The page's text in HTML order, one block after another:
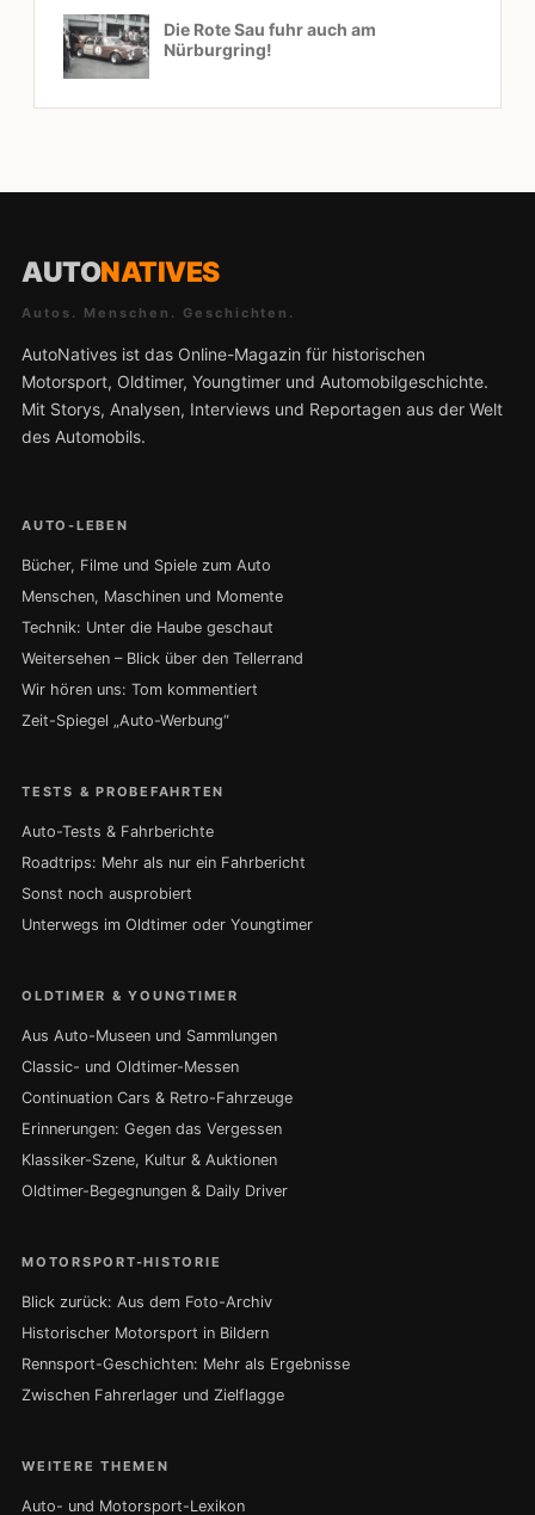
Die Rote Sau fuhr auch am
Nürburgring!
AUTONATIVES
Autos. Menschen. Geschichten.
AutoNatives ist das Online-Magazin für historischen
Motorsport, Oldtimer, Youngtimer und Automobilgeschichte.
Mit Storys, Analysen, Interviews und Reportagen aus der Welt
des Automobils.
AUTO-LEBEN
Bücher, Filme und Spiele zum Auto
Menschen, Maschinen und Momente
Technik: Unter die Haube geschaut
Weitersehen – Blick über den Tellerrand
Wir hören uns: Tom kommentiert
Zeit-Spiegel „Auto-Werbung“
TESTS & PROBEFAHRTEN
Auto-Tests & Fahrberichte
Roadtrips: Mehr als nur ein Fahrbericht
Sonst noch ausprobiert
Unterwegs im Oldtimer oder Youngtimer
OLDTIMER & YOUNGTIMER
Aus Auto-Museen und Sammlungen
Classic- und Oldtimer-Messen
Continuation Cars & Retro-Fahrzeuge
Erinnerungen: Gegen das Vergessen
Klassiker-Szene, Kultur & Auktionen
Oldtimer-Begegnungen & Daily Driver
MOTORSPORT-HISTORIE
Blick zurück: Aus dem Foto-Archiv
Historischer Motorsport in Bildern
Rennsport-Geschichten: Mehr als Ergebnisse
Zwischen Fahrerlager und Zielflagge
WEITERE THEMEN
Auto- und Motorsport-Lexikon